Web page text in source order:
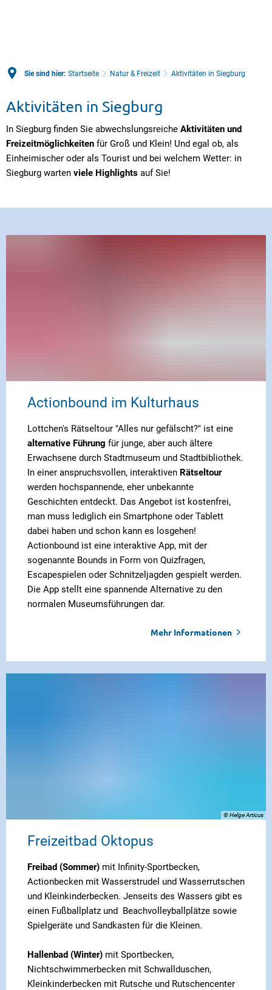
Sie sind hier: Startseite Natur & Freizeit Aktivitäten in Siegburg
Aktivitäten in Siegburg
In Siegburg finden Sie abwechslungsreiche Aktivitäten und
Freizeitmöglichkeiten für Groß und Klein! Und egal ob, als
Einheimischer oder als Tourist und bei welchem Wetter: in
Siegburg warten viele Highlights auf Sie!
Actionbound im Kulturhaus
Lottchen's Rätseltour "Alles nur gefälscht?" ist eine
alternative Führung für junge, aber auch ältere
Erwachsene durch Stadtmuseum und Stadtbibliothek.
In einer anspruchsvollen, interaktiven Rätseltour
werden hochspannende, eher unbekannte
Geschichten entdeckt. Das Angebot ist kostenfrei,
man muss lediglich ein Smartphone oder Tablett
dabei haben und schon kann es losgehen!
Actionbound ist eine interaktive App, mit der
sogenannte Bounds in Form von Quizfragen,
Escapespielen oder Schnitzeljagden gespielt werden.
Die App stellt eine spannende Alternative zu den
normalen Museumsführungen dar.
Mehr Informationen
© Helge Articus
Freizeitbad Oktopus
Freibad (Sommer) mit Infinity-Sportbecken,
Actionbecken mit Wasserstrudel und Wasserrutschen
und Kleinkinderbecken. Jenseits des Wassers gibt es
einen Fußballplatz und Beachvolleyballplätze sowie
Spielgeräte und Sandkasten für die Kleinen.
Hallenbad (Winter) mit Sportbecken,
Nichtschwimmerbecken mit Schwallduschen,
Kleinkinderbecken mit Rutsche und Rutschencenter